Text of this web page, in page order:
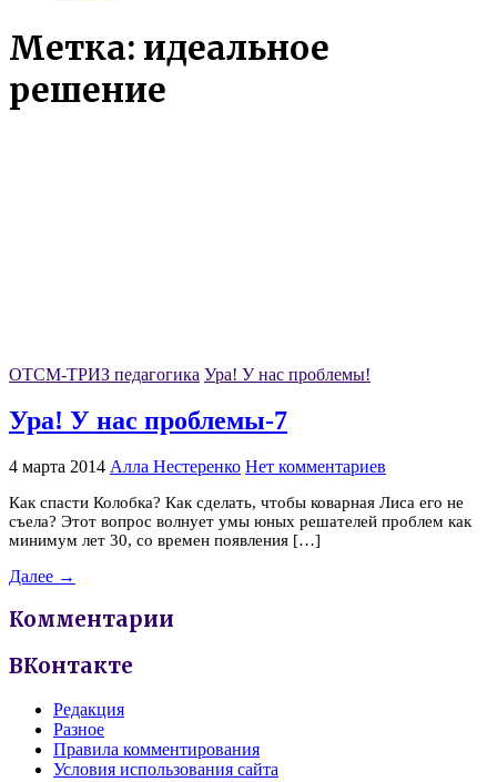
Метка: идеальное
решение
ОТСМ-ТРИЗ педагогика Ура! У нас проблемы!
Ура! У нас проблемы-7
4 марта 2014 Алла Нестеренко Нет комментариев
Как спасти Колобка? Как сделать, чтобы коварная Лиса его не
съела? Этот вопрос волнует умы юных решателей проблем как
минимум лет 30, со времен появления […]
Далее →
Комментарии
ВКонтакте
Редакция
Разное
Правила комментирования
Условия использования сайта